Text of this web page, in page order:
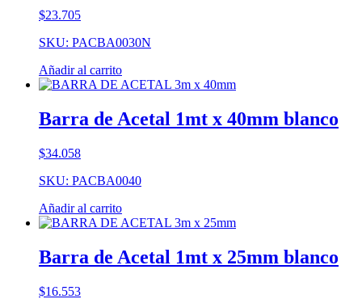
$23.705
SKU: PACBA0030N
Añadir al carrito
Barra de Acetal 1mt x 40mm blanco
$34.058
SKU: PACBA0040
Añadir al carrito
Barra de Acetal 1mt x 25mm blanco
$16.553